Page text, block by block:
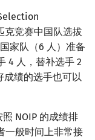
竞赛中国队选拔
家队（6 人）准备
4 人，替补选手 2
成绩的选手也可以
NOIP 的成绩排
一般时间上非常接